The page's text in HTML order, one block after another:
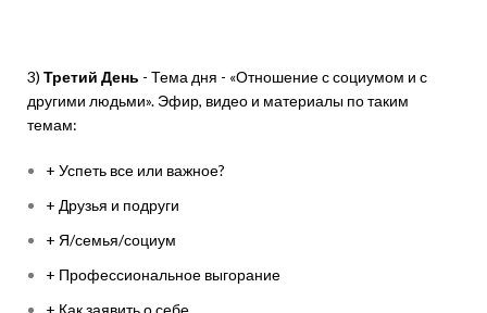
3) Третий День - Тема дня - «Отношение с социумом и с
другими людьми». Эфир, видео и материалы по таким
темам:
+ Успеть все или важное?
+ Друзья и подруги
+ Я/семья/социум
+ Профессиональное выгорание